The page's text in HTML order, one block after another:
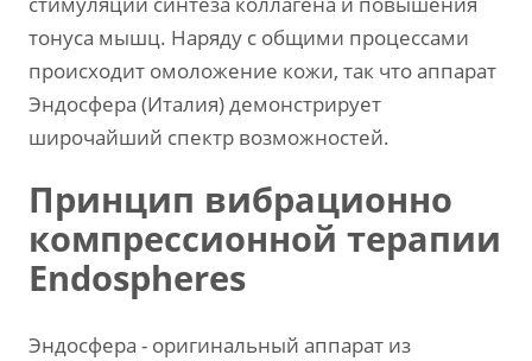
тонуса мышц. Наряду с общими процессами
происходит омоложение кожи, так что аппарат
Эндосфера (Италия) демонстрирует
широчайший спектр возможностей.
Принцип вибрационно
компрессионной терапии
Endospheres
Эндосфера - оригинальный аппарат из